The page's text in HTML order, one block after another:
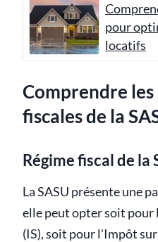
pour
locatifs
Comprendre
fiscales de la
Régime fiscal de la
La SASU présente une
elle peut opter soit pour
(IS), soit pour l'Impôt sur